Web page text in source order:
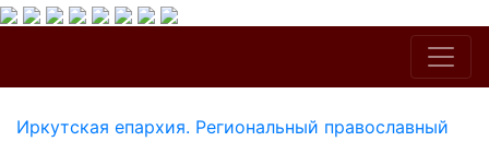
Иркутская епархия. Региональный православный